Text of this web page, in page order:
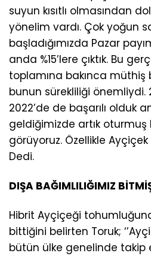
suyun kısıtlı olmasından
yönelim vardı. Çok yoğun
başladığımızda Pazar
anda %15’lere çıktık. Bu
toplamına bakınca müthiş
bunun sürekliliği önemliydi.
2022’de de başarılı olduk
geldiğimizde artık
görüyoruz. Özellikle
Dedi.
DIŞA BAĞIMLILIĞIMIZ
Hibrit Ayçiçeği
bittiğini belirten Toruk;
bütün ülke genelinde takip